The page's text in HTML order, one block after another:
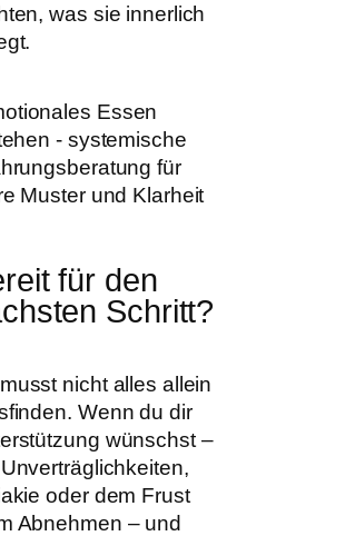
was sie innerlich
für den
Schritt?
nicht alles allein
Wenn du dir
wünschst –
oder dem Frust
Abnehmen – und